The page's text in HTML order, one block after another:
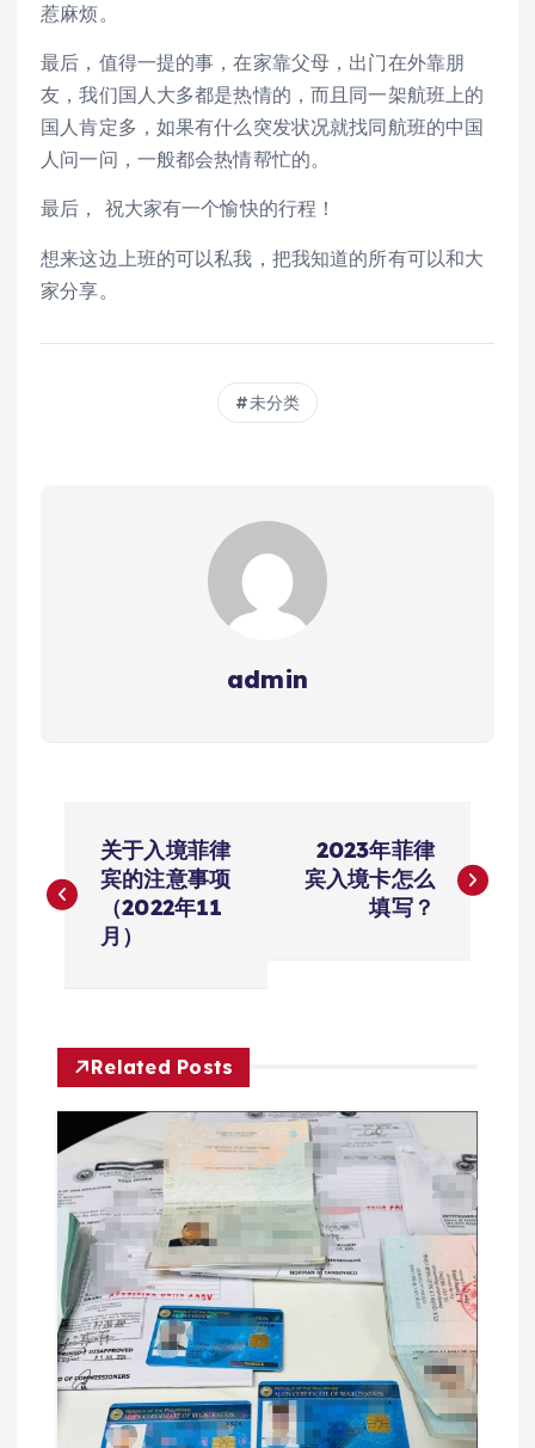
惹麻烦。
最后，值得一提的事，在家靠父母，出门在外靠朋
友，我们国人大多都是热情的，而且同一架航班上的
国人肯定多，如果有什么突发状况就找同航班的中国
人问一问，一般都会热情帮忙的。
最后， 祝大家有一个愉快的行程！
想来这边上班的可以私我，把我知道的所有可以和大
家分享。
未分类
admin
章
关于入境菲律
宾的注意事项
（2022年11
月）
2023年菲律
宾入境卡怎么
填写？
Related Posts